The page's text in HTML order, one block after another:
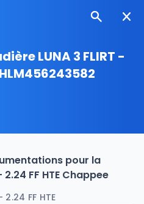
LUNA 3 FLIRT -
pour la
2.24 FF HTE Chappee
2.24 FF HTE